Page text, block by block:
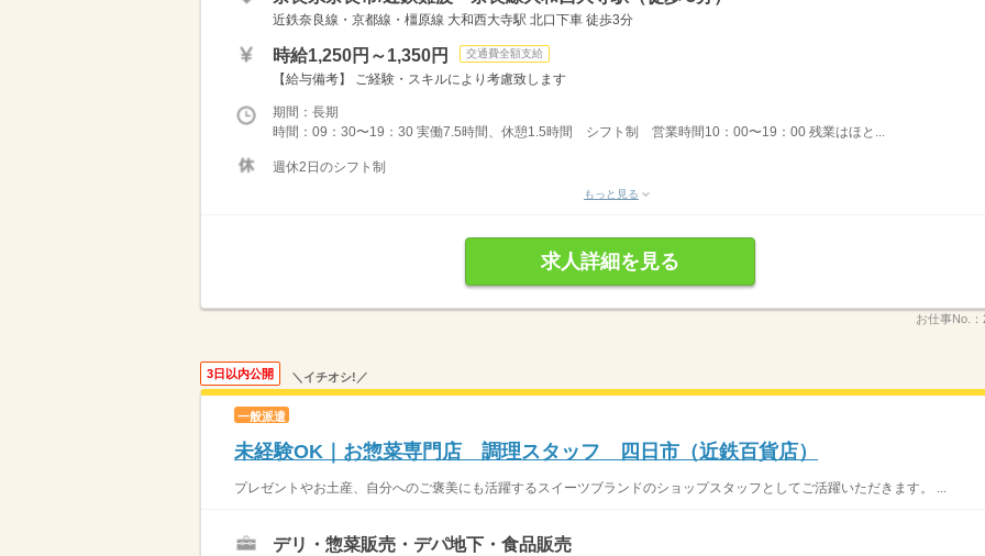
近鉄奈良線・京都線・橿原線 大和西大寺駅 北口下車 徒歩3分
時給1,250円～1,350円 交通費全額支給
【給与備考】 ご経験・スキルにより考慮致します
期間：長期
時間：09：30〜19：30 実働7.5時間、休憩1.5時間 シフト制 営業時間10：00〜19：00 残業はほと...
週休2日のシフト制
もっと見る
求人詳細を見る
お仕事No.：
3日以内公開 ＼イチオシ!／
一般派遣
未経験OK｜お惣菜専門店 調理スタッフ 四日市（近鉄百貨店）
プレゼントやお土産、自分へのご褒美にも活躍するスイーツブランドのショップスタッフとしてご活躍いただきます。 ...
デリ・惣菜販売・デパ地下・食品販売